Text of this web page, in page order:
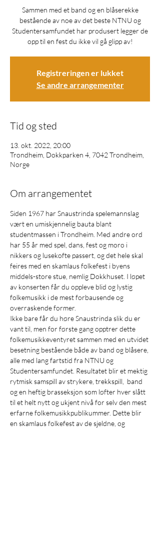
Sammen med et band og en blåserekke
bestående av noe av det beste NTNU og
Studentersamfundet har produsert legger de
Registreringen er lukket
Se andre arrangementer
Tid og sted
13. okt. 2022, 20:00
Trondheim, Dokkparken 4, 7042 Trondheim,
Norge
Om arrangementet
Siden 1967 har Snaustrinda spelemannslag
vært en umiskjennelig bauta blant
studentmassen i Trondheim. Med andre ord
har 55 år med spel, dans, fest og moro i
nikkers og lusekofte passert, og det hele skal
feires med en skamlaus folkefest i byens
middels-store stue, nemlig Dokkhuset. I løpet
av konserten får du oppleve blid og lystig
folkemusikk i de mest forbausende og
overraskende former.
Ikke bare får du høre Snaustrinda slik du er
vant til, men for første gang opptrer dette
folkemusikkeventyret sammen med en utvidet
besetning bestående både av band og blåsere,
alle med lang fartstid fra NTNU og
Studentersamfundet. Resultatet blir et mektig
rytmisk samspill av strykere, trekkspill,  band
og en heftig brasseksjon som løfter hver slått
til et helt nytt og ukjent nivå for selv den mest
erfarne folkemusikkpublikummer. Dette blir
en skamlaus folkefest av de sjeldne, og